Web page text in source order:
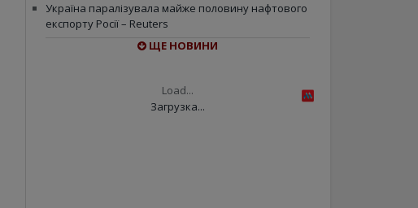
Україна паралізувала майже половину нафтового
експорту Росії – Reuters
ЩЕ НОВИНИ
Load...
Загрузка...